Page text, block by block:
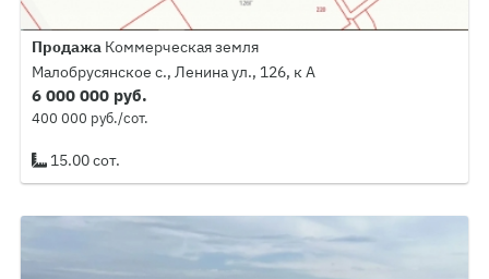
Продажа Коммерческая земля
Малобрусянское с., Ленина ул., 126, к А
6 000 000 руб.
400 000 руб./сот.
15.00 сот.